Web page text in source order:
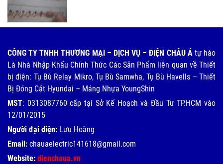
CÔNG TY TNHH THƯƠNG MẠI – DỊCH VỤ – ĐIỆN CHÂU Átự hào
Là Nhà Nhập Khẩu Chính Thức Các Sản Phẩm liên quan về Thiết
bị điện: Tụ Bù Relay Mikro, Tụ Bù Samwha, Tụ Bù Havells – Thiết
Bị Đóng Cắt Hyundai – Máng Nhựa YoungShin
MST: 0313087760 cấp tại Sở Kế Hoạch và Đầu Tư TP.HCM vào
12/01/2015
Người đại diện: Lưu Hoàng
Email: chauaelectric141618@gmail.com
Website: dienchaua.vn